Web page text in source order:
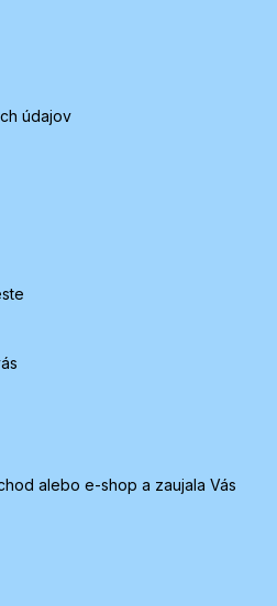
údajov
alebo e-shop a zaujala Vás